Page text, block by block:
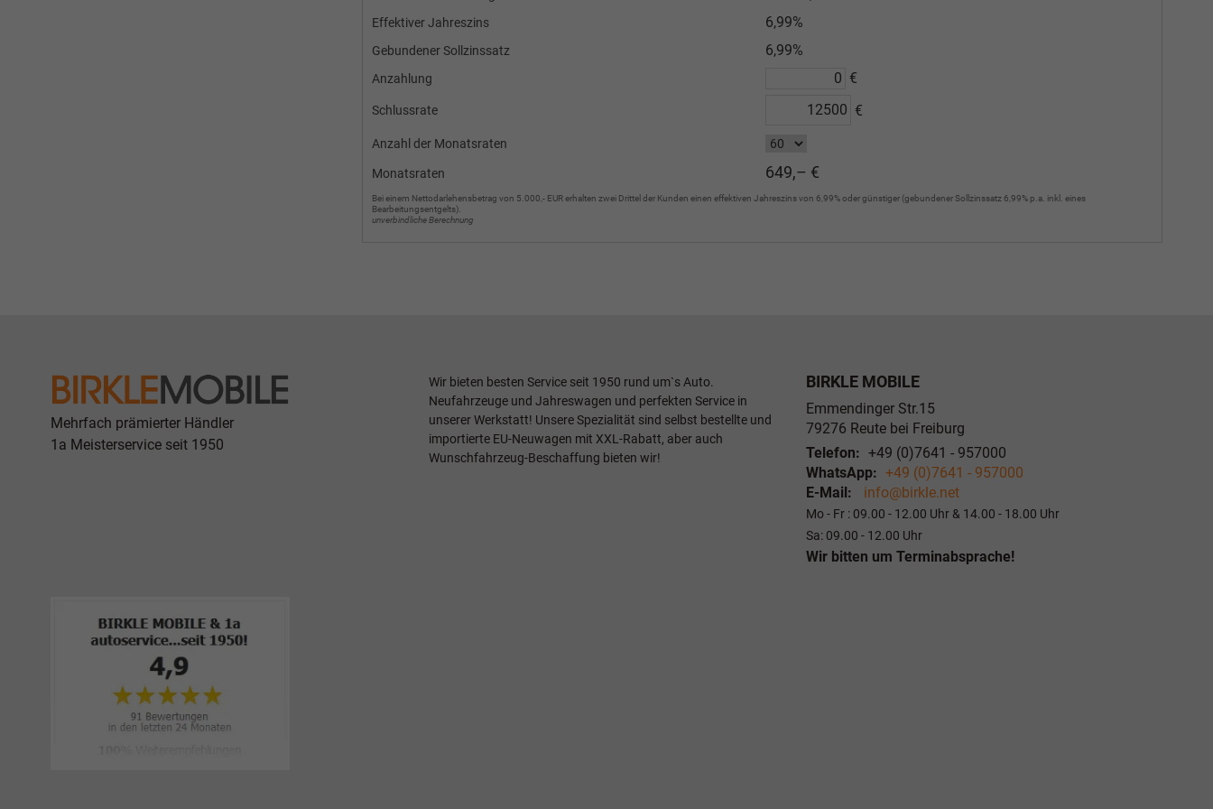
Effektiver Jahreszins 6,99%
Gebundener Sollzinssatz 6,99%
Anzahlung €
Schlussrate €
Anzahl der Monatsraten
Monatsraten 649,– €
Bei einem Nettodarlehensbetrag von 5.000,- EUR erhalten zwei Drittel der Kunden einen effektiven Jahreszins von 6,99% oder günstiger (gebundener Sollzinssatz 6,99% p.a. inkl. eines
Bearbeitungsentgelts).
unverbindliche Berechnung
Mehrfach prämierter Händler
1a Meisterservice seit 1950
Wir bieten besten Service seit 1950 rund um`s Auto.
Neufahrzeuge und Jahreswagen und perfekten Service in
unserer Werkstatt! Unsere Spezialität sind selbst bestellte und
importierte EU-Neuwagen mit XXL-Rabatt, aber auch
Wunschfahrzeug-Beschaffung bieten wir!
BIRKLE MOBILE
Emmendinger Str.15
79276 Reute bei Freiburg
Telefon: +49 (0)7641 - 957000
WhatsApp: +49 (0)7641 - 957000
E-Mail:
info@birkle.net
Mo - Fr : 09.00 - 12.00 Uhr & 14.00 - 18.00 Uhr
Sa: 09.00 - 12.00 Uhr
Wir bitten um Terminabsprache!